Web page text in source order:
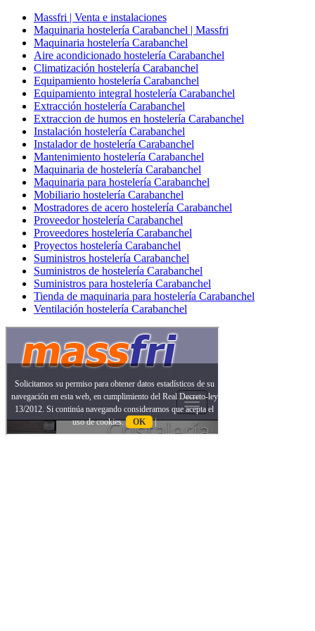
Massfri | Venta e instalaciones
Maquinaria hostelería Carabanchel | Massfri
Maquinaria hostelería Carabanchel
Aire acondicionado hostelería Carabanchel
Climatización hostelería Carabanchel
Equipamiento hostelería Carabanchel
Equipamiento integral hostelería Carabanchel
Extracción hostelería Carabanchel
Extraccion de humos en hostelería Carabanchel
Instalación hostelería Carabanchel
Instalador de hostelería Carabanchel
Mantenimiento hostelería Carabanchel
Maquinaria de hostelería Carabanchel
Maquinaria para hostelería Carabanchel
Mobiliario hostelería Carabanchel
Mostradores de acero hostelería Carabanchel
Proveedor hostelería Carabanchel
Proveedores hostelería Carabanchel
Proyectos hostelería Carabanchel
Suministros hostelería Carabanchel
Suministros de hostelería Carabanchel
Suministros para hostelería Carabanchel
Tienda de maquinaria para hostelería Carabanchel
Ventilación hostelería Carabanchel